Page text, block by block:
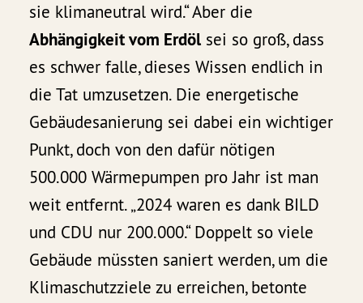
sie klimaneutral wird.“ Aber die
Abhängigkeit vom Erdöl sei so groß, dass
es schwer falle, dieses Wissen endlich in
die Tat umzusetzen. Die energetische
Gebäudesanierung sei dabei ein wichtiger
Punkt, doch von den dafür nötigen
500.000 Wärmepumpen pro Jahr ist man
weit entfernt. „2024 waren es dank BILD
und CDU nur 200.000.“ Doppelt so viele
Gebäude müssten saniert werden, um die
Klimaschutzziele zu erreichen, betonte